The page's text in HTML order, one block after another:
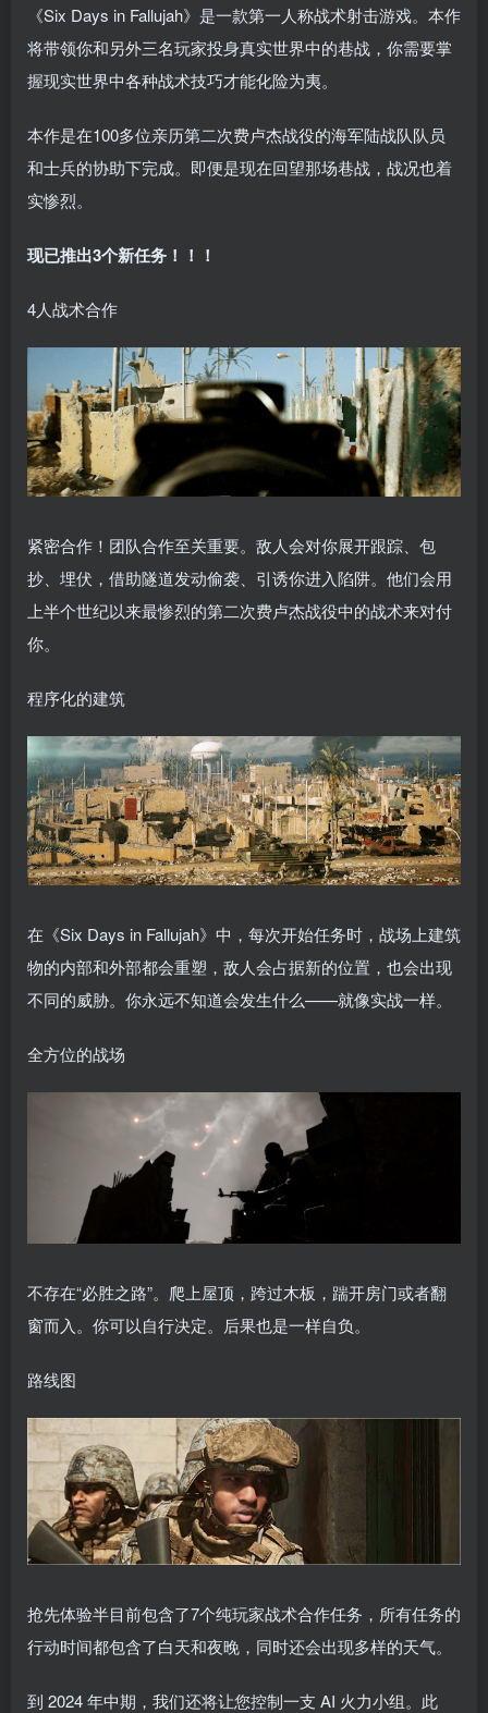
《Six Days in Fallujah》是一款第一人称战术射击游戏。本作
将带领你和另外三名玩家投身真实世界中的巷战，你需要掌
握现实世界中各种战术技巧才能化险为夷。
本作是在100多位亲历第二次费卢杰战役的海军陆战队队员
和士兵的协助下完成。即便是现在回望那场巷战，战况也着
实惨烈。
现已推出3个新任务！！！
4人战术合作
紧密合作！团队合作至关重要。敌人会对你展开跟踪、包
抄、埋伏，借助隧道发动偷袭、引诱你进入陷阱。他们会用
上半个世纪以来最惨烈的第二次费卢杰战役中的战术来对付
你。
程序化的建筑
在《Six Days in Fallujah》中，每次开始任务时，战场上建筑
物的内部和外部都会重塑，敌人会占据新的位置，也会出现
不同的威胁。你永远不知道会发生什么——就像实战一样。
全方位的战场
不存在“必胜之路”。爬上屋顶，跨过木板，踹开房门或者翻
窗而入。你可以自行决定。后果也是一样自负。
路线图
抢先体验半目前包含了7个纯玩家战术合作任务，所有任务的
行动时间都包含了白天和夜晚，同时还会出现多样的天气。
到 2024 年中期，我们还将让您控制一支 AI 火力小组。此